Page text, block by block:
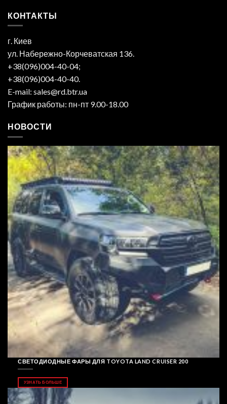
КОНТАКТЫ
г. Киев
ул. Набережно-Корчеватская 136.
+38(096)004-40-04;
+38(096)004-40-40.
E-mail: sales@rd.btr.ua
График работы: пн-пт 9.00-18.00
НОВОСТИ
СВЕТОДИОДНЫЕ ФАРЫ ДЛЯ TOYOTA LAND CRUISER 200
УЗНАТЬ БОЛЬШЕ